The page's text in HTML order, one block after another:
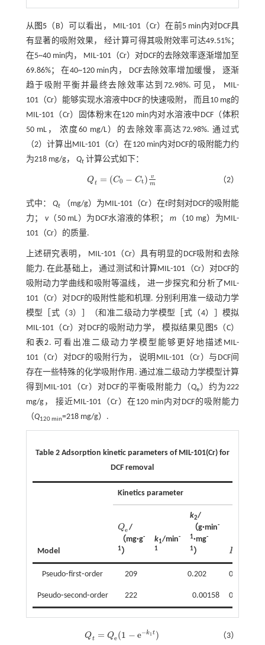
从图5 （B）可以看出， MIL-101（Cr）在前5 min内对DCF具
有显著的吸附效果， 经计算可得其吸附效率可达49.51%；
在5~40 min内， MIL-101（Cr）对DCF的去除效率逐渐增加至
69.86%； 在40~120 min内， DCF去除效率增加缓慢， 逐渐
趋于吸附平衡并最终去除效率达到72.98%. 可见， MIL-
101（Cr）能够实现水溶液中DCF的快速吸附， 而且10 mg的
MIL-101（Cr）固体粉末在120 min内对水溶液中DCF（体积
50 mL， 浓度60 mg/L）的去除效率高达72.98%. 通过式
（2）计算出MIL-101（Cr）在120 min内对DCF的吸附能力约
为218 mg/g， Qt计算公式如下：
Qt = (C0 − Ct) v
m
Qt= (C0-Ct)v m （2）
式中： Qt（mg/g）为MIL-101（Cr）在t时刻对DCF的吸附能
力； v（50 mL）为DCF水溶液的体积；m （10 mg）为MIL-
101（Cr）的质量.
上述研究表明， MIL-101（Cr）具有明显的DCF吸附和去除
能力. 在此基础上， 通过测试和计算MIL-101（Cr）对DCF的
吸附动力学曲线和吸附等温线， 进一步探究和分析了MIL-
101（Cr）对DCF的吸附性能和机理. 分别利用准一级动力学
模型［ 式（3） ］（和准二级动力学模型［ 式（4）
］模拟
MIL-101（Cr）对DCF的吸附动力学， 模拟结果见 图5 （C）
和 表2. 可看出准二级动力学模型能够更好地描述MIL-
101（Cr）对DCF的吸附行为， 说明MIL-101（Cr）与DCF间
存在一些特殊的化学吸附作用. 通过准二级动力学模型计算
得到MIL-101（Cr）对DCF的平衡吸附能力（Qe）约为222
mg/g， 接近MIL-101（Cr）在120 min内对DCF的吸附能力
（Q120 min=218 mg/g）.
Table 2 Adsorption kinetic parameters of MIL-101(Cr) for
DCF removal
Model
Kinetics parameter
Qe
Qe /
（mg·g-
1）
k1/min-
1
k2/
（g·min-
1·mg-
1） R
R
Pseudo⁃first⁃order 209 0.202 0.975
Pseudo⁃second⁃order 222 0.00158 0.996
Qt = Qe(1 − e−k1t )
Qt= Qe (1-e-k 1t) （3）